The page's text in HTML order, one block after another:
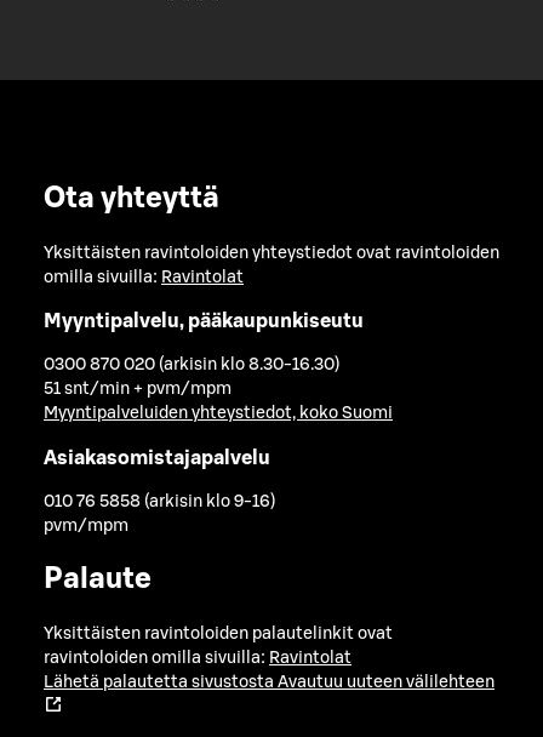
Ota yhteyttä
Yksittäisten ravintoloiden yhteystiedot ovat ravintoloiden
omilla sivuilla: Ravintolat
Myyntipalvelu, pääkaupunkiseutu
0300 870 020 (arkisin klo 8.30-16.30)
51 snt/min + pvm/mpm
Myyntipalveluiden yhteystiedot, koko Suomi
Asiakasomistajapalvelu
010 76 5858 (arkisin klo 9-16)
pvm/mpm
Palaute
Yksittäisten ravintoloiden palautelinkit ovat
ravintoloiden omilla sivuilla: Ravintolat
Lähetä palautetta sivustosta Avautuu uuteen välilehteen